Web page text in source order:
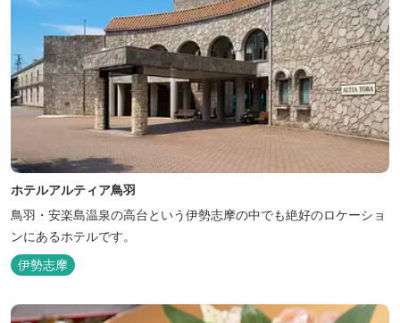
ホテルアルティア鳥羽
鳥羽・安楽島温泉の高台という伊勢志摩の中でも絶好のロケーショ
ンにあるホテルです。
伊勢志摩